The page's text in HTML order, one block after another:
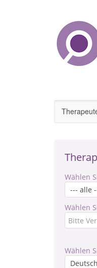
Wählen
Wählen
Wählen